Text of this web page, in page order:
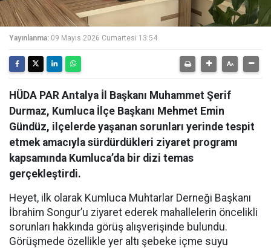
Yayınlanma: 09 Mayıs 2026 Cumartesi 13:54
HÜDA PAR Antalya İl Başkanı Muhammet Şerif
Durmaz, Kumluca İlçe Başkanı Mehmet Emin
Gündüz, ilçelerde yaşanan sorunları yerinde tespit
etmek amacıyla sürdürdükleri ziyaret programı
kapsamında Kumluca’da bir dizi temas
gerçekleştirdi.
Heyet, ilk olarak Kumluca Muhtarlar Derneği Başkanı
İbrahim Songur’u ziyaret ederek mahallelerin öncelikli
sorunları hakkında görüş alışverişinde bulundu.
Görüşmede özellikle yer altı şebeke içme suyu